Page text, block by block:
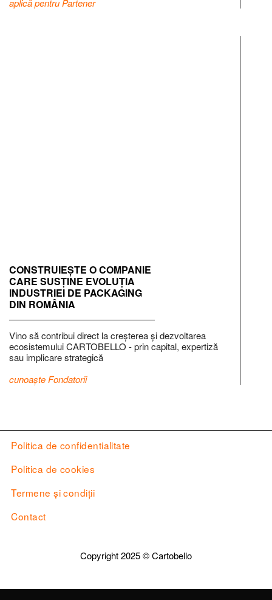
CONSTRUIEȘTE O COMPANIE
CARE SUSȚINE EVOLUȚIA
INDUSTRIEI DE PACKAGING
DIN ROMÂNIA
Vino să contribui direct la creșterea și dezvoltarea
ecosistemului CARTOBELLO - prin capital, expertiză
sau implicare strategică
cunoaște Fondatorii
Politica de confidentialitate
Politica de cookies
Termene și condiții
Contact
Copyright 2025 ©Cartobello